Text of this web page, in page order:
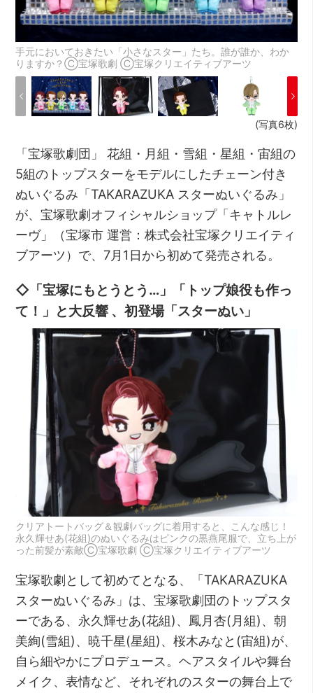
手元においておきたい「小さなスター」たち。誰が誰か、わか
りますか？Ⓒ宝塚歌劇 Ⓒ宝塚クリエイティブアーツ
(写真6枚)
「宝塚歌劇団」 花組・月組・雪組・星組・宙組の
5組のトップスターをモデルにしたチェーン付き
ぬいぐるみ「TAKARAZUKA スターぬいぐるみ」
が、宝塚歌劇オフィシャルショップ「キャトルレ
ーヴ」（宝塚市 運営：株式会社宝塚クリエイティ
ブアーツ）で、7月1日から初めて発売される。
◇「宝塚にもとうとう…」「トップ娘役も作っ
て！」と大反響 、初登場「スターぬい」
クリアトートバッグ＆観劇バッグに着用すると、こんな感じ！
永久輝せあ(花組)のぬいぐるみはピンクの黒燕尾服で、立ち上が
った前髪が素敵Ⓒ宝塚歌劇 Ⓒ宝塚クリエイティブアーツ
宝塚歌劇として初めてとなる、「TAKARAZUKA
スターぬいぐるみ」は、宝塚歌劇団のトップスタ
ーである、永久輝せあ(花組)、鳳月杏(月組)、朝
美絢(雪組)、暁千星(星組)、桜木みなと(宙組)が、
自ら細やかにプロデュース。ヘアスタイルや舞台
メイク、表情など、それぞれのスターの舞台上で